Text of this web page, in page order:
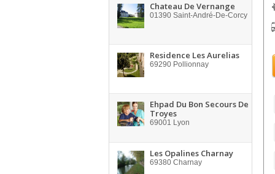
Chateau De Vernange
01390 Saint-André-De-Corcy
Residence Les Aurelias
69290 Pollionnay
Ehpad Du Bon Secours De
Troyes
69001 Lyon
Les Opalines Charnay
69380 Charnay